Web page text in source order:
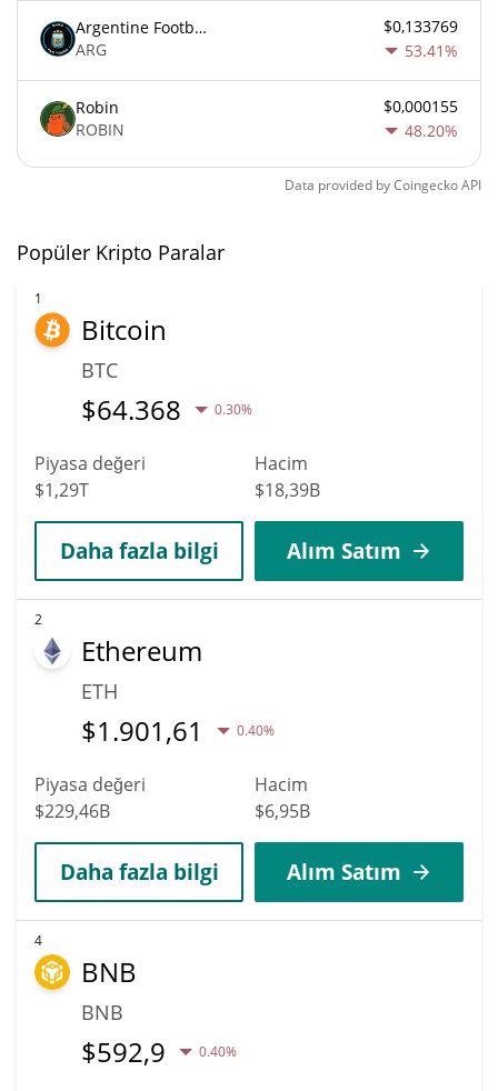
Argentine Football Association Fan Token
ARG
$0,133769
53.41%
Robin
ROBIN
$0,000155
48.20%
Data provided byCoingeckoAPI
Popüler Kripto Paralar
1
Bitcoin
BTC
$64.368 0.30%
Piyasa değeri
$1,29T
Hacim
$18,39B
Daha fazla bilgi Alım Satım
2
Ethereum
ETH
$1.901,61 0.40%
Piyasa değeri
$229,46B
Hacim
$6,95B
Daha fazla bilgi Alım Satım
4
BNB
BNB
$592,9 0.40%